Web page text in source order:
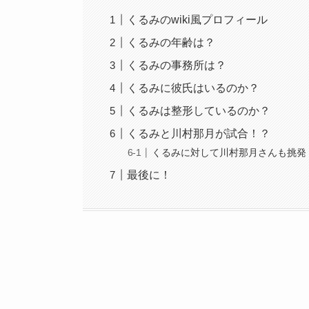
くるみのwiki風プロフィール
くるみの年齢は？
くるみの事務所は？
くるみに彼氏はいるのか？
くるみは整形しているのか？
くるみと川村那月が試合！？
くるみに対して川村那月さんも挑発
最後に！